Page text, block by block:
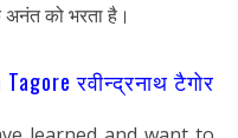
को भरता है।
रवीन्द्रनाथ टैगोर